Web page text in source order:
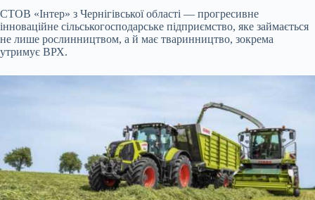
СТОВ «Інтер» з Чернігівської області — прогресивне
інноваційне сільськогосподарське підприємство, яке займається
не лише рослинництвом, а й має тваринництво, зокрема
утримує ВРХ.